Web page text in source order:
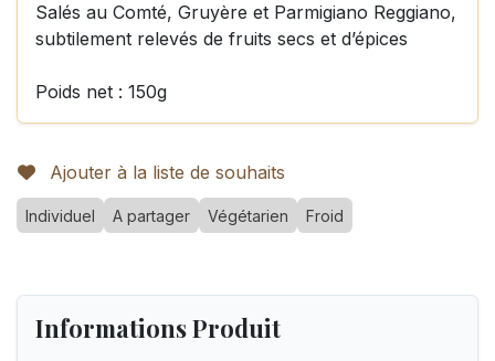
Salés au Comté, Gruyère et Parmigiano Reggiano,
subtilement relevés de fruits secs et d’épices
Poids net : 150g
Ajouter à la liste de souhaits
Individuel A partager Végétarien Froid
Informations Produit